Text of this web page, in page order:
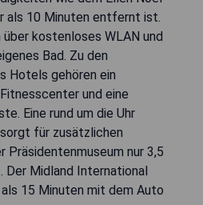
als 10 Minuten entfernt ist.
kostenloses WLAN und
Bad. Zu den
Hotels gehören ein
und eine
Eine rund um die Uhr
für zusätzlichen
Präsidentenmuseum nur 3,5
Midland International
15 Minuten mit dem Auto